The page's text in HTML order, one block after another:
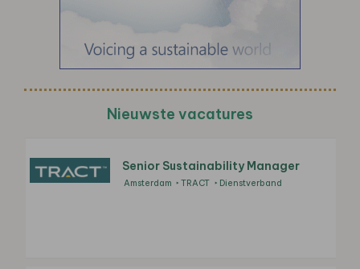
Nieuwste vacatures
Senior Sustainability Manager
Amsterdam TRACT Dienstverband